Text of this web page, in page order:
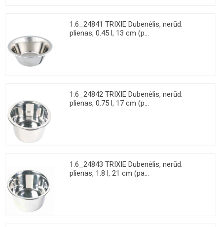
1.6_24841 TRIXIE Dubenėlis, nerūd.
plienas, 0.45 l, 13 cm (p...
1.6_24842 TRIXIE Dubenėlis, nerūd.
plienas, 0.75 l, 17 cm (p...
1.6_24843 TRIXIE Dubenėlis, nerūd.
plienas, 1.8 l, 21 cm (pa...